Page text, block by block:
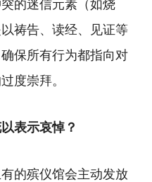
的迷信元素（如烧
祷告、读经、见证等
保所有行为都指向对
度崇拜。
表示哀悼？
的殡仪馆会主动发放